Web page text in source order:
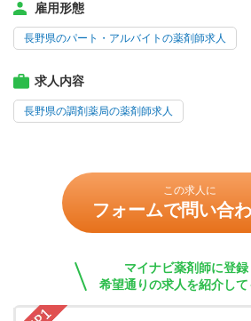
雇用形態
長野県のパート・アルバイトの薬剤師求人
求人内容
長野県の調剤薬局の薬剤師求人
この求人に
フォームで問い合
マイナビ薬剤師に登録
希望通りの求人を紹介して